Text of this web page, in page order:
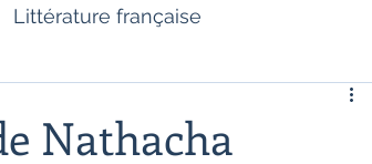
Littérature française
Nathacha